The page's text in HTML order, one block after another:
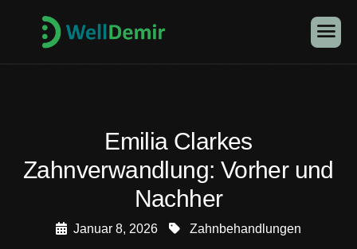
Emilia Clarkes
Zahnverwandlung: Vorher und
Nachher
Januar 8, 2026 Zahnbehandlungen